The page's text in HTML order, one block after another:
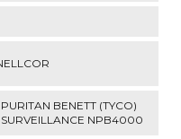
BENETT (TYCO)
NPB4000